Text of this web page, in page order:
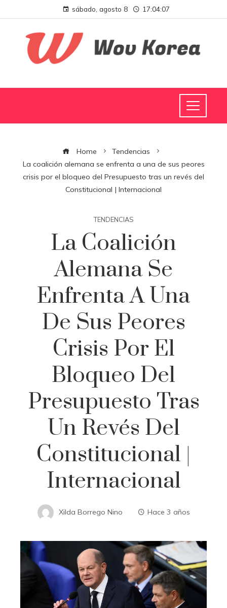
sábado, agosto 8 17:04:08
Home
Tendencias
La coalición alemana se enfrenta a una de sus peores
crisis por el bloqueo del Presupuesto tras un revés del
Constitucional | Internacional
TENDENCIAS
La Coalición
Alemana Se
Enfrenta A Una
De Sus Peores
Crisis Por El
Bloqueo Del
Presupuesto Tras
Un Revés Del
Constitucional |
Internacional
Xilda Borrego Nino Hace 3 años